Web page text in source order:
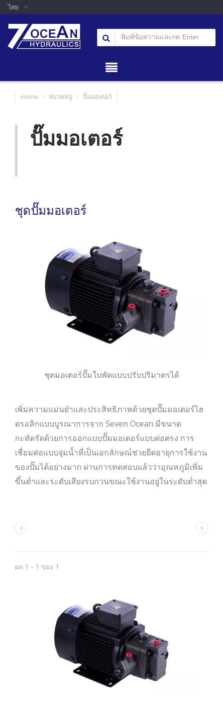
ไทย
Home หมวดหมู่ ปั๊มมอเตอร์
ปั๊มมอเตอร์
ชุดปั๊มมอเตอร์
ชุดมอเตอร์ปั๊มใบพัดแบบปรับปริมาตรได้
เพิ่มความแม่นยำและประสิทธิภาพด้วยชุดปั๊มมอเตอร์ไฮ
ดรอลิกแบบบูรณาการจาก Seven Ocean มีขนาด
กะทัดรัดด้วยการออกแบบปั๊มมอเตอร์แบบต่อตรง การ
เชื่อมต่อแบบจุ่มน้ำที่เป็นเอกลักษณ์ช่วยยืดอายุการใช้งาน
ของปั๊มได้อย่างมาก ผ่านการทดสอบแล้วว่าอุณหภูมิเพิ่ม
ขึ้นต่ำและระดับเสียงรบกวนขณะใช้งานอยู่ในระดับต่ำสุด
ผล 1 - 1 ของ 1